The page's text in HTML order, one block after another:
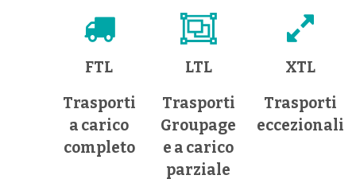
FTL
Trasporti
a carico
completo
LTL
Trasporti
Groupage
e a carico
parziale
XTL
Trasporti
eccezionali